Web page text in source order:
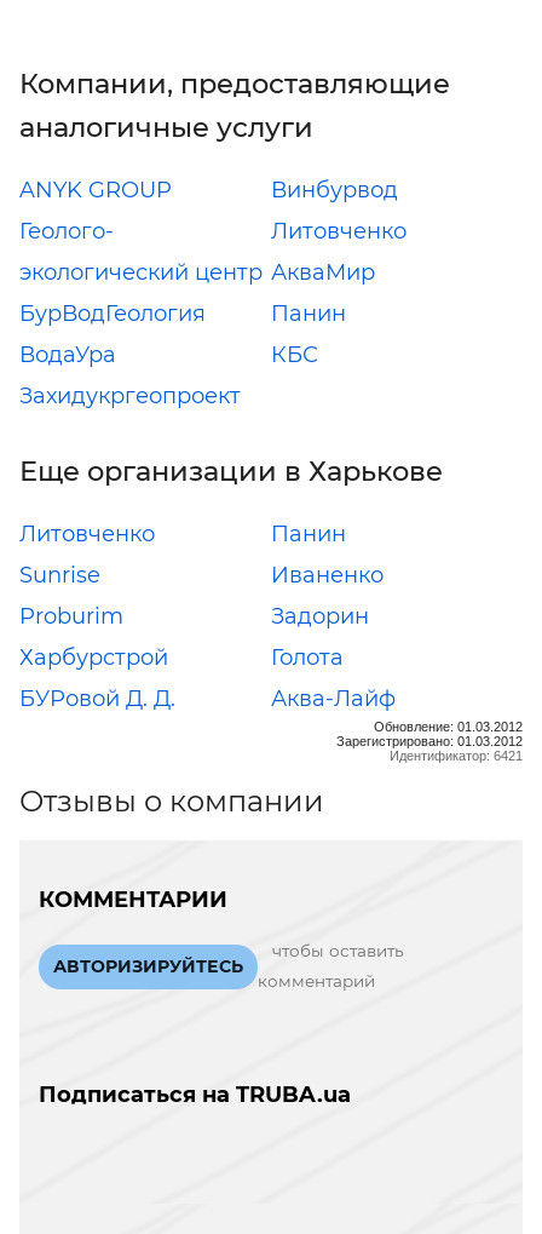
Компании, предоставляющие
аналогичные услуги
ANYK GROUP
Винбурвод
Геолого-
экологический центр
Литовченко
АкваМир
БурВодГеология
Панин
ВодаУра
КБС
Захидукргеопроект
Еще организации в Харькове
Литовченко
Панин
Sunrise
Иваненко
Proburim
Задорин
Харбурстрой
Голота
БУРовой Д. Д.
Аква-Лайф
Обновление: 01.03.2012
Зарегистрировано: 01.03.2012
Идентификатор: 6421
Отзывы о компании
КОММЕНТАРИИ
АВТОРИЗИРУЙТЕСЬ
чтобы оставить
комментарий
Подписаться на TRUBA.ua